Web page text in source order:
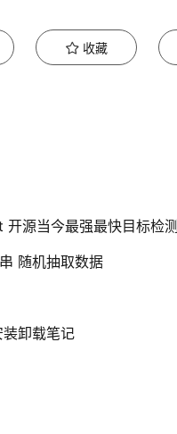
收藏
源当今最强最快目标检
随机抽取数据
卸载笔记